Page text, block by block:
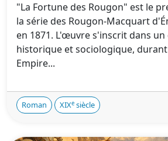
"La Fortune des Rougon" est le
la série des Rougon-Macquart
en 1871. L'œuvre s'inscrit dans
historique et sociologique, durant
Empire...
Roman XIXe siècle